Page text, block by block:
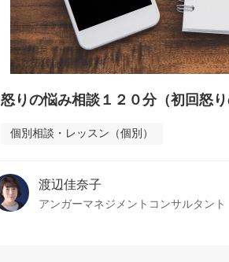
怒りの悩み相談１２０分（初回怒り
個別相談・レッスン（個別）
渡辺佳奈子
アンガーマネジメントコンサルタント